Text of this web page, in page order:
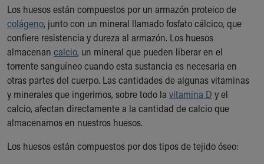
Child Passenger Safety
Safe Sleep for Babies
Safe Sleep
About Akron Children's Pediatrics
Who We Are
Building a Brighter Future
Our Mission, Vision, Promise
Calendar of Events
Community Mission
Our Culture of Caring
Los huesos están compuestos por un armazón proteico de
colágeno, junto con un mineral llamado fosfato cálcico, que
confiere resistencia y dureza al armazón. Los huesos
almacenan calcio, un mineral que pueden liberar en el
torrente sanguíneo cuando esta sustancia es necesaria en
otras partes del cuerpo. Las cantidades de algunas vitaminas
y minerales que ingerimos, sobre todo la vitamina D y el
calcio, afectan directamente a la cantidad de calcio que
almacenamos en nuestros huesos.
Los huesos están compuestos por dos tipos de tejido óseo: